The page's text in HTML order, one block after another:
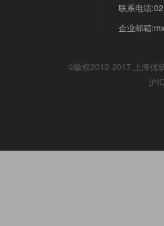
联系电话
企业邮箱
©版权2012-2017 上海优
沪